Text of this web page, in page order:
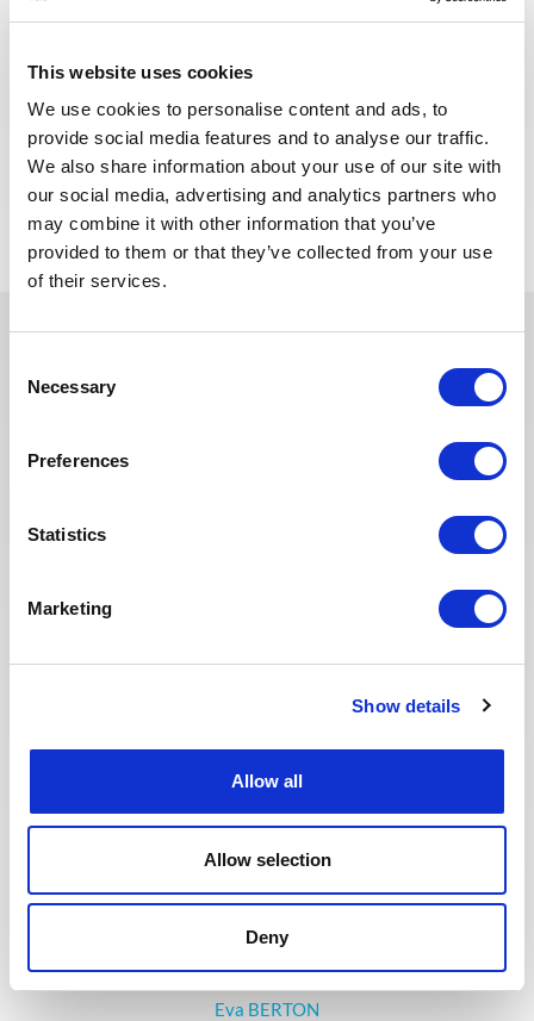
This website uses cookies
We use cookies to personalise content and ads, to
provide social media features and to analyse our traffic.
We also share information about your use of our site with
our social media, advertising and analytics partners who
may combine it with other information that you’ve
provided to them or that they’ve collected from your use
of their services.
Selection
Necessary
Preferences
Statistics
Marketing
Show details
Allow all
Allow selection
Deny
consultant team for an Oil and Gas project in
Algeria.
POSTULEZ MAINTENANT
Eva BERTON
Ces dernières années, nous avons
investi dans la digitalisation de
afin que nos recruteurs puissent
candidats sélectionnés. Nous
page Offres de mission sur le site
web pour faciliter la recherche de
cœur d’offrir la meilleure